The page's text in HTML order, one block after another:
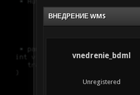
ВНЕДРЕНИЕ WMS
vnedrenie_bdml
Unregistered